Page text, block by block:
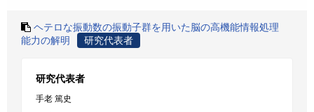
ヘテロな振動数の振動子群を用いた脳の高機能情報処理
能力の解明
研究代表者
研究代表者
手老 篤史